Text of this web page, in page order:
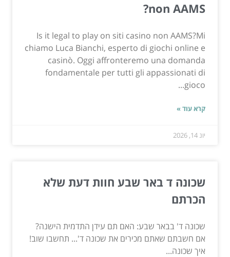
non AAMS?
Is it legal to play on siti casino non AAMS?Mi
chiamo Luca Bianchi, esperto di giochi online e
casinò. Oggi affronteremo una domanda
fondamentale per tutti gli appassionati di
gioco...
קרא עוד »
יונ 14, 2026
שכונה ד באר שבע חוות דעת שלא
הכרתם
שכונה ד' בבאר שבע: האם תם עידן התדמית הישנה?
אם חשבתם שאתם מכירים את שכונה ד'... תחשבו שוב!
איך שכונה...